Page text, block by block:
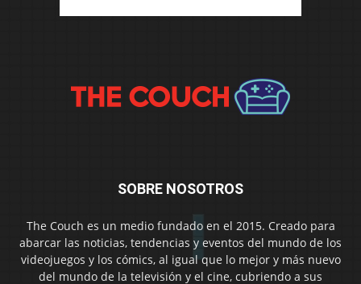
SOBRE NOSOTROS
The Couch es un medio fundado en el 2015. Creado para
abarcar las noticias, tendencias y eventos del mundo de los
videojuegos y los cómics, al igual que lo mejor y más nuevo
del mundo de la televisión y el cine, cubriendo a sus